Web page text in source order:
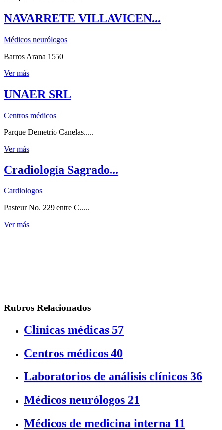
NAVARRETE VILLAVICEN...
Médicos neurólogos
Barros Arana 1550
Ver más
UNAER SRL
Centros médicos
Parque Demetrio Canelas.....
Ver más
Cradiología Sagrado...
Cardiologos
Pasteur No. 229 entre C.....
Ver más
Rubros Relacionados
Clínicas médicas 57
Centros médicos 40
Laboratorios de análisis clínicos 36
Médicos neurólogos 21
Médicos de medicina interna 11